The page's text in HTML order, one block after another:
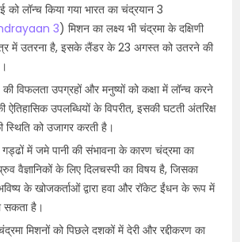
को लॉन्च किया गया भारत का चंद्रयान 3
3) मिशन का लक्ष्य भी चंद्रमा के दक्षिणी
में उतरना है, इसके लैंडर के 23 अगस्त को उतरने की
विफलता उपग्रहों और मनुष्यों को कक्षा में लॉन्च करने
उपलब्धियों के विपरीत, इसकी घटती अंतरिक्ष
स्थिति को उजागर करती है।
गड्ढों में जमे पानी की संभावना के कारण चंद्रमा का
वैज्ञानिकों के लिए दिलचस्पी का विषय है, जिसका
के खोजकर्ताओं द्वारा हवा और रॉकेट ईंधन के रूप में
सकता है।
मिशनों को पिछले दशकों में देरी और रद्दीकरण का